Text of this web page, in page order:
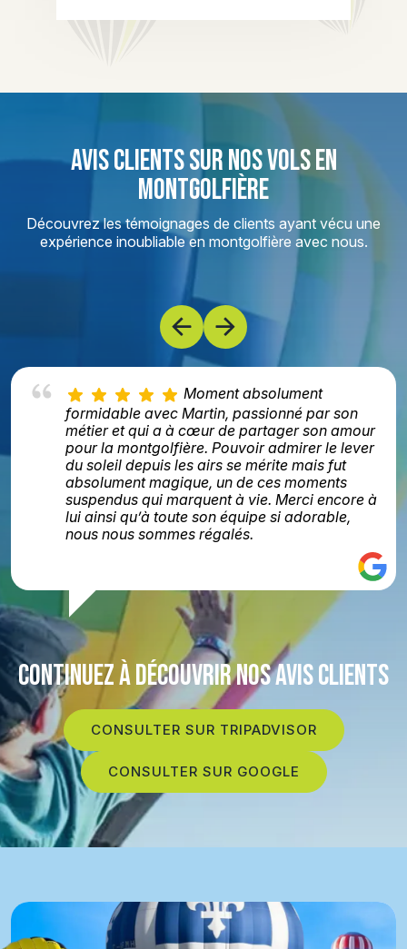
AVIS CLIENTS SUR NOS VOLS EN
MONTGOLFIÈRE
Découvrez les témoignages de clients ayant vécu une
expérience inoubliable en montgolfière avec nous.
Moment absolument
formidable avec Martin, passionné par son
métier et qui a à cœur de partager son amour
pour la montgolfière. Pouvoir admirer le lever
du soleil depuis les airs se mérite mais fut
absolument magique, un de ces moments
suspendus qui marquent à vie. Merci encore à
lui ainsi qu’à toute son équipe si adorable,
nous nous sommes régalés.
CONTINUEZ À DÉCOUVRIR NOS AVIS CLIENTS
CONSULTER SUR TRIPADVISOR
CONSULTER SUR GOOGLE